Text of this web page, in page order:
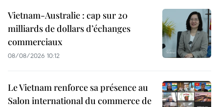
Vietnam-Australie : cap sur 20
milliards de dollars d’échanges
commerciaux
08/08/2026 10:12
Le Vietnam renforce sa présence au
Salon international du commerce de